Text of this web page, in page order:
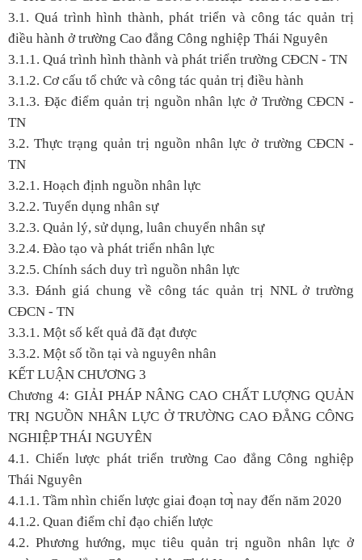
3.1. Quá trình hình thành, phát triển và công tác quản trị
điều hành ở trường Cao đẳng Công nghiệp Thái Nguyên
3.1.1. Quá trình hình thành và phát triển trường CĐCN - TN
3.1.2. Cơ cấu tổ chức và công tác quản trị điều hành
3.1.3. Đặc điểm quản trị nguồn nhân lực ở Trường CĐCN -
TN
3.2. Thực trạng quản trị nguồn nhân lực ở trường CĐCN -
TN
3.2.1. Hoạch định nguồn nhân lực
3.2.2. Tuyển dụng nhân sự
3.2.3. Quản lý, sử dụng, luân chuyển nhân sự
3.2.4. Đào tạo và phát triển nhân lực
3.2.5. Chính sách duy trì nguồn nhân lực
3.3. Đánh giá chung về công tác quản trị NNL ở trường
CĐCN - TN
3.3.1. Một số kết quả đã đạt được
3.3.2. Một số tồn tại và nguyên nhân
KẾT LUẬN CHƯƠNG 3
Chương 4: GIẢI PHÁP NÂNG CAO CHẤT LƯỢNG QUẢN
TRỊ NGUỒN NHÂN LỰC Ở TRƯỜNG CAO ĐẲNG CÔNG
NGHIỆP THÁI NGUYÊN
4.1. Chiến lược phát triển trường Cao đẳng Công nghiệp
Thái Nguyên
4.1.1. Tầm nhìn chiến lược giai đoạn tƣ̀ nay đến năm 2020
4.1.2. Quan điểm chỉ đạo chiến lược
4.2. Phương hướng, mục tiêu quản trị nguồn nhân lực ở